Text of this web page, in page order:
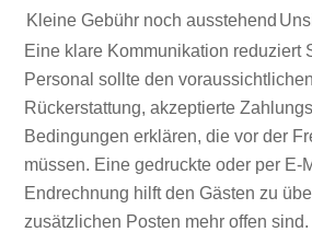
Kleine Gebühr noch ausstehend
Eine klare Kommunikation reduziert
Personal sollte den
Rückerstattung, akzeptierte
Bedingungen erklären, die vor der
müssen. Eine gedruckte oder per E-
Endrechnung hilft den Gästen zu
zusätzlichen Posten mehr offen